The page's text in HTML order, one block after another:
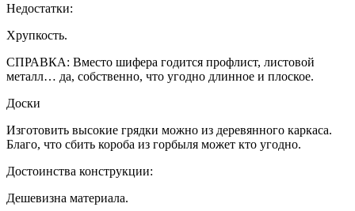
Недостатки:
Хрупкость.
СПРАВКА: Вместо шифера годится профлист, листовой
металл… да, собственно, что угодно длинное и плоское.
Доски
Изготовить высокие грядки можно из деревянного каркаса.
Благо, что сбить короба из горбыля может кто угодно.
Достоинства конструкции:
Дешевизна материала.